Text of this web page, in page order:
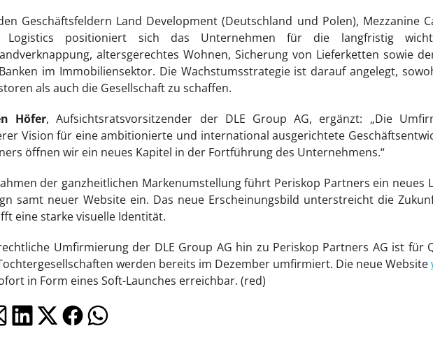
Geschäftsfeldern Land Development (Deutschland und Polen), Mezzanine
Logistics positioniert sich das Unternehmen für die langfristig
altersgerechtes Wohnen, Sicherung von Lieferketten sowie
im Immobiliensektor. Die Wachstumsstrategie ist darauf angelegt,
als auch die Gesellschaft zu schaffen.
Höfer, Aufsichtsratsvorsitzender der DLE Group AG, ergänzt: „Die
Vision für eine ambitionierte und international ausgerichtete
öffnen wir ein neues Kapitel in der Fortführung des Unternehmens.“
der ganzheitlichen Markenumstellung führt Periskop Partners ein neues
samt neuer Website ein. Das neue Erscheinungsbild unterstreicht die
eine starke visuelle Identität.
Umfirmierung der DLE Group AG hin zu Periskop Partners AG ist für
werden bereits im Dezember umfirmiert. Die neue Website
in Form eines Soft-Launches erreichbar. (red)